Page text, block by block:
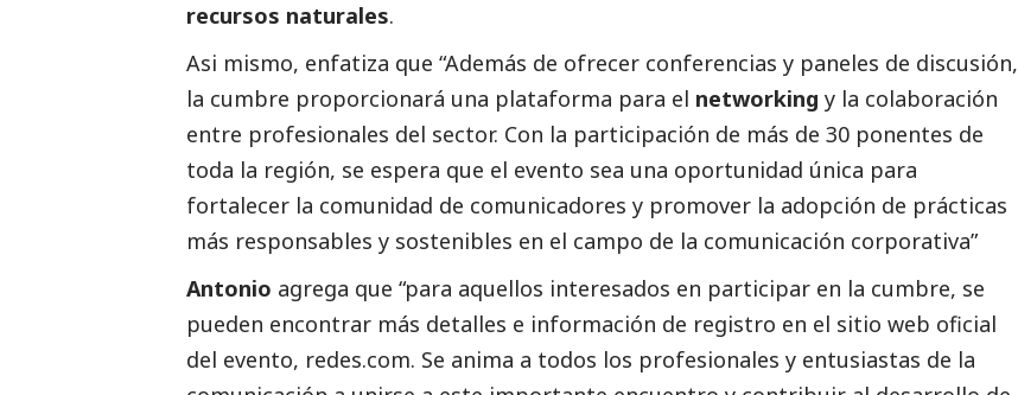
recursos naturales.
Asi mismo, enfatiza que “Además de ofrecer conferencias y paneles de discusión,
la cumbre proporcionará una plataforma para el networking y la colaboración
entre profesionales del sector. Con la participación de más de 30 ponentes de
toda la región, se espera que el evento sea una oportunidad única para
fortalecer la comunidad de comunicadores y promover la adopción de prácticas
más responsables y sostenibles en el campo de la comunicación corporativa”
Antonio agrega que “para aquellos interesados en participar en la cumbre, se
pueden encontrar más detalles e información de registro en el sitio web oficial
del evento, redes.com. Se anima a todos los profesionales y entusiastas de la